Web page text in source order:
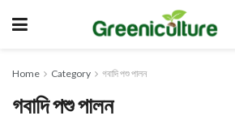
Home Category গবাদি পশু পালন
গবাদি পশু পালন